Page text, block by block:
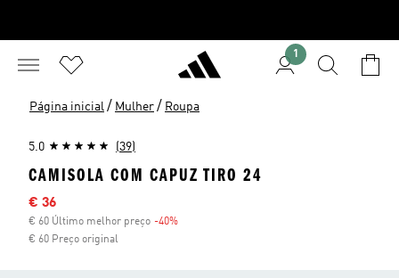
1
Página inicial / Mulher / Roupa
5.0 (39)
CAMISOLA COM CAPUZ TIRO 24
Preço com desconto
€ 36
€ 60 Último melhor preço -40%
€ 60 Preço original